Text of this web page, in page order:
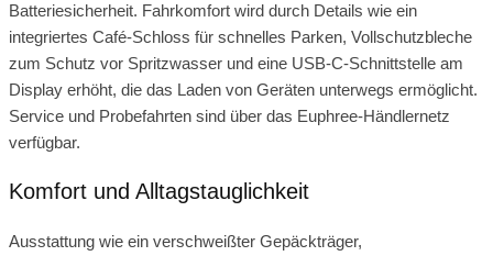
Batteriesicherheit. Fahrkomfort wird durch Details wie ein
integriertes Café-Schloss für schnelles Parken, Vollschutzbleche
zum Schutz vor Spritzwasser und eine USB-C-Schnittstelle am
Display erhöht, die das Laden von Geräten unterwegs ermöglicht.
Service und Probefahrten sind über das Euphree-Händlernetz
verfügbar.
Komfort und Alltagstauglichkeit
Ausstattung wie ein verschweißter Gepäckträger,